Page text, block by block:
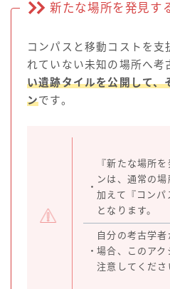
新たな場所を発見す
コンパスと移動コストを支
れていない未知の場所へ考
い遺跡タイルを公開して、
ンです。
・
『新たな場所
ンは、通常の
加えて『コンパ
となります。
・
自分の考古学
場合、このアク
注意してくださ